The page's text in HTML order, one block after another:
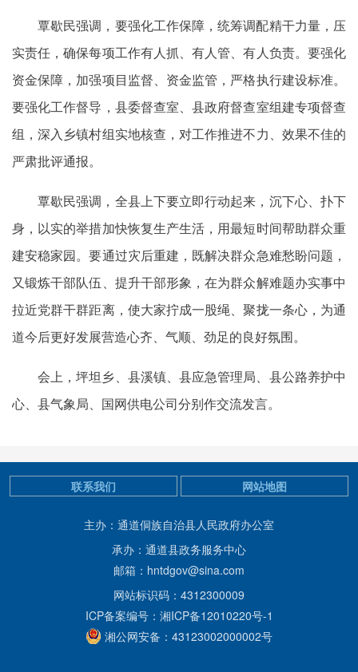
覃歇民强调，要强化工作保障，统筹调配精干力量，压
实责任，确保每项工作有人抓、有人管、有人负责。要强化
资金保障，加强项目监督、资金监管，严格执行建设标准。
要强化工作督导，县委督查室、县政府督查室组建专项督查
组，深入乡镇村组实地核查，对工作推进不力、效果不佳的
严肃批评通报。
覃歇民强调，全县上下要立即行动起来，沉下心、扑下
身，以实的举措加快恢复生产生活，用最短时间帮助群众重
建安稳家园。要通过灾后重建，既解决群众急难愁盼问题，
又锻炼干部队伍、提升干部形象，在为群众解难题办实事中
拉近党群干群距离，使大家拧成一股绳、聚拢一条心，为通
道今后更好发展营造心齐、气顺、劲足的良好氛围。
会上，坪坦乡、县溪镇、县应急管理局、县公路养护中
心、县气象局、国网供电公司分别作交流发言。
主办：通道侗族自治县人民政府办公室
承办：通道县政务服务中心
邮箱：hntdgov@sina.com
网站标识码：4312300009
ICP备案编号：湘ICP备12010220号-1
湘公网安备：43123002000002号
联系我们 网站地图